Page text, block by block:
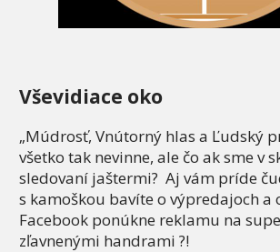
Vševidiace oko
„Múdrosť, Vnútorný hlas a Ľudský
všetko tak nevinne, ale čo ak sme v
sledovaní jaštermi? Aj vám príde
s kamoškou bavíte o výpredajoch a
Facebook ponúkne reklamu na
zľavnenými handrami ?!